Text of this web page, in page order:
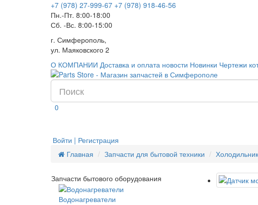
+7 (978) 27-999-67 +7 (978) 918-46-56
Пн.-Пт. 8:00-18:00
Сб. -Вс. 8:00-15:00
г. Симферополь,
ул. Маяковского 2
О КОМПАНИИ Доставка и оплата новости Новинки Чертежи
0
Войти | Регистрация
Главная
Запчасти для бытовой техники
Запчасти бытового оборудования
Водонагреватели